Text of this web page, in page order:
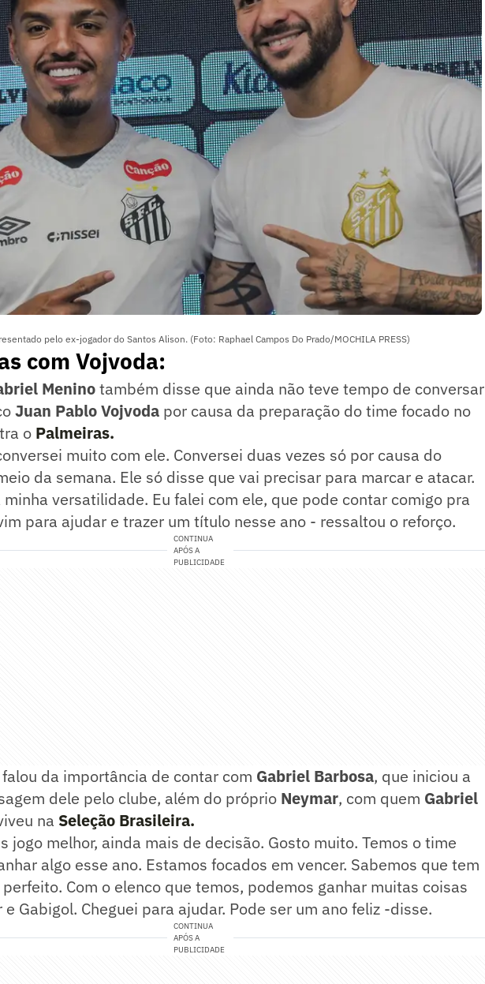
pelo ex-jogador do Santos Alison. (Foto: Raphael Campos Do Prado/MOCHILA PRESS)
com Vojvoda:
Meninotambém disse que ainda não teve tempo de conversar
Juan Pablo Vojvoda por causa da preparação do time focado no
o Palmeiras.
muito com ele. Conversei duas vezes só por causa do
da semana. Ele só disse que vai precisar para marcar e atacar.
minha versatilidade. Eu falei com ele, que pode contar comigo pra
para ajudar e trazer um título nesse ano - ressaltou o reforço.
CONTINUA
APÓS A
PUBLICIDADE
da importância de contar com Gabriel Barbosa, que iniciou a
dele pelo clube, além do próprio Neymar, com quem Gabriel
na Seleção Brasileira.
jogo melhor, ainda mais de decisão. Gosto muito. Temos o time
algo esse ano. Estamos focados em vencer. Sabemos que tem
Com o elenco que temos, podemos ganhar muitas coisas
e Gabigol. Cheguei para ajudar. Pode ser um ano feliz -disse.
CONTINUA
APÓS A
PUBLICIDADE